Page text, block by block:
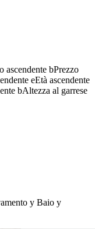
ascendente bPrezzo
eEtà ascendente
bAltezza al garrese
y Baio y